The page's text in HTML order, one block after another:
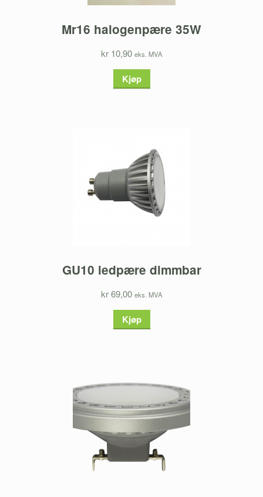
Mr16 halogenpære 35W
kr 10,90 eks. MVA
Kjøp
GU10 ledpære dimmbar
kr 69,00 eks. MVA
Kjøp